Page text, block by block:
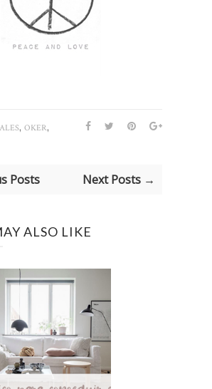
, OKER,
Posts Next Posts →
ALSO LIKE